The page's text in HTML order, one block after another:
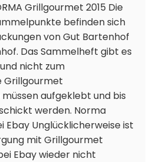
Grillgourmet 2015 Die
befinden sich
von Gut Bartenhof
Das Sammelheft gibt es
nicht zum
Grillgourmet
aufgeklebt und bis
werden. Norma
Ebay Unglücklicherweise ist
mit Grillgourmet
Ebay wieder nicht